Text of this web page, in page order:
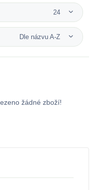
24
Dle názvu A-Z
žádné zboží!